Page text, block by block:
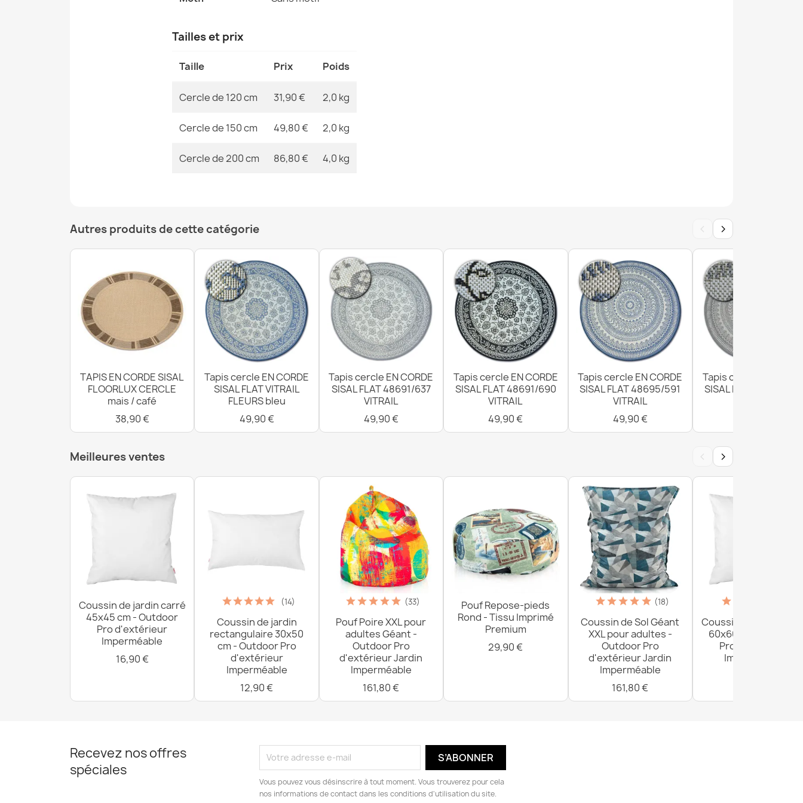
Tapis EN CORDE SISAL SION rond A5165A Mélange tissage
plat marron
31,90 €
Tapis EN CORDE SISAL SION rond A5165A Mélange tissage
plat beige
31,90 €
Tapis, couloir EN CORDE SISAL SION A5165A Mélange
25,90 €
Tailles et prix
Taille Prix Poids
Cercle de 120 cm 31,90 € 2,0 kg
Cercle de 150 cm 49,80 € 2,0 kg
Cercle de 200 cm 86,80 € 4,0 kg
Autres produits de cette catégorie ‹ ›
TAPIS EN CORDE SISAL
FLOORLUX CERCLE
mais / café
38,90 €
Tapis cercle EN CORDE
SISAL FLAT VITRAIL
FLEURS bleu
49,90 €
Tapis cercle EN CORDE
SISAL FLAT 48691/637
VITRAIL
49,90 €
Tapis cercle EN CORDE
SISAL FLAT 48691/690
VITRAIL
49,90 €
Tapis cercle EN CORDE
SISAL FLAT 48695/591
VITRAIL
49,90 €
Tapis cercle EN
SISAL FLAT 48695/
Meilleures ventes ‹ ›
Coussin de jardin carré
45x45 cm - Outdoor
Pro d'extérieur
Imperméable
16,90 €
(14)
Coussin de jardin
rectangulaire 30x50
cm - Outdoor Pro
d'extérieur
Imperméable
12,90 €
(33)
Pouf Poire XXL pour
adultes Géant -
Outdoor Pro
d'extérieur Jardin
Imperméable
161,80 €
Pouf Repose-pieds
Rond - Tissu Imprimé
Premium
29,90 €
(18)
Coussin de Sol Géant
XXL pour adultes -
Outdoor Pro
d'extérieur Jardin
Imperméable
161,80 €
Coussin de jardin
60x60 cm - Outdoor
Pro d'extérieur
Imperméable
Recevez nos offres
spéciales
Vous pouvez vous désinscrire à tout moment. Vous trouverez pour cela
nos informations de contact dans les conditions d'utilisation du site.